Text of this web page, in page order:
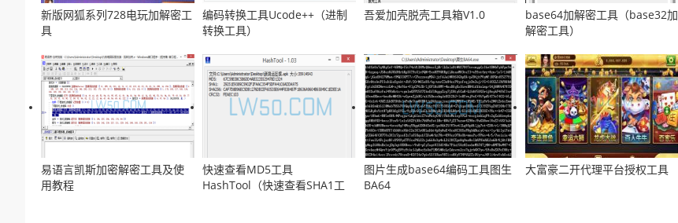
新版网狐系列728电玩加解密工
具
编码转换工具Ucode++（进制
转换工具）
吾爱加壳脱壳工具箱V1.0
base64加解密工具（base32加
解密工具）
易语言凯斯加密解密工具及使
用教程
快速查看MD5工具
HashTool（快速查看SHA1工
图片生成base64编码工具图生
BA64
大富豪二开代理平台授权工具